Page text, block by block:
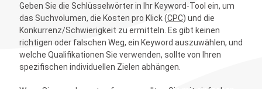
Geben Sie die Schlüsselwörter in Ihr Keyword-Tool ein, um
das Suchvolumen, die Kosten pro Klick (CPC) und die
Konkurrenz/Schwierigkeit zu ermitteln. Es gibt keinen
richtigen oder falschen Weg, ein Keyword auszuwählen, und
welche Qualifikationen Sie verwenden, sollte von Ihren
spezifischen individuellen Zielen abhängen.